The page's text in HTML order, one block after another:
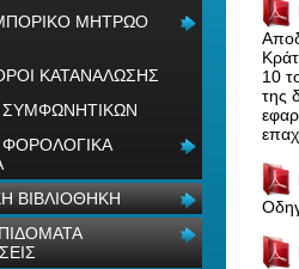
ΜΗΤΡΩΟ
ΚΑΤΑΝΑΛΩΣΗΣ
ΦΟΡΟΛΟΓΙΚΑ
ΒΙΒΛΙΟΘΗΚΗ
10
της